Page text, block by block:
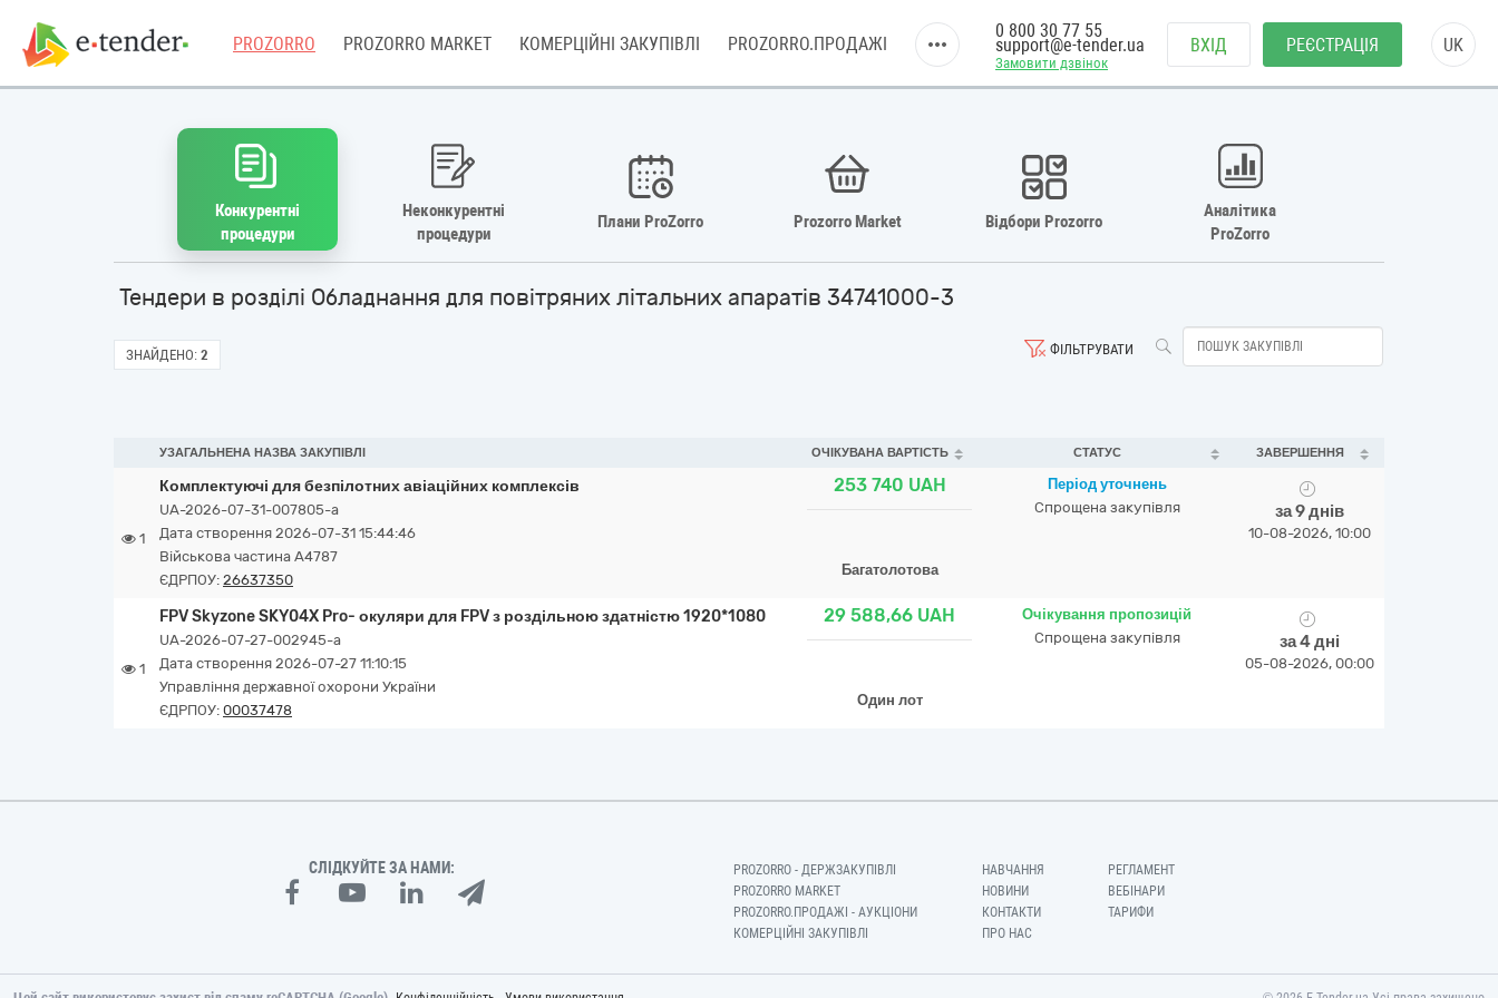
PROZORRO PROZORRO MARKET КОМЕРЦІЙНІ ЗАКУПІВЛІ PROZORRO.ПРОДАЖІ
Замовити дзвінок
0 800 30 77 55
support@e-tender.ua ВХІД РЕЄСТРАЦІЯ UK
Конкурентні
процедури
Неконкурентні
процедури
Плани ProZorro Prozorro Market Відбори Prozorro
Аналітика
ProZorro
Тендери в розділі Обладнання для повітряних літальних апаратів 34741000-3
ФІЛЬТРУВАТИ
ЗНАЙДЕНО: 2
УЗАГАЛЬНЕНА НАЗВА ЗАКУПІВЛІ ОЧІКУВАНА ВАРТІСТЬ СТАТУС ЗАВЕРШЕННЯ
1
Комплектуючі для безпілотних авіаційних комплексів
UA-2026-07-31-007805-a
Дата створення 2026-07-31 15:44:46
Військова частина А4787
ЄДРПОУ: 26637350
253 740 UAH
Багатолотова
Період уточнень
Спрощена закупівля
за 9 днів
10-08-2026, 10:00
1
FPV Skyzone SKY04X Pro- окуляри для FPV з роздільною здатністю 1920*1080
UA-2026-07-27-002945-a
Дата створення 2026-07-27 11:10:15
Управління державної охорони України
ЄДРПОУ: 00037478
29 588,66 UAH
Один лот
Очікування пропозицій
Спрощена закупівля
за 4 дні
05-08-2026, 00:00
СЛІДКУЙТЕ ЗА НАМИ:
PROZORRO - ДЕРЖЗАКУПІВЛІ
PROZORRO MARKET
PROZORRO.ПРОДАЖІ - АУКЦІОНИ
КОМЕРЦІЙНІ ЗАКУПІВЛІ
НАВЧАННЯ
НОВИНИ
КОНТАКТИ
ПРО НАС
РЕГЛАМЕНТ
ВЕБІНАРИ
ТАРИФИ